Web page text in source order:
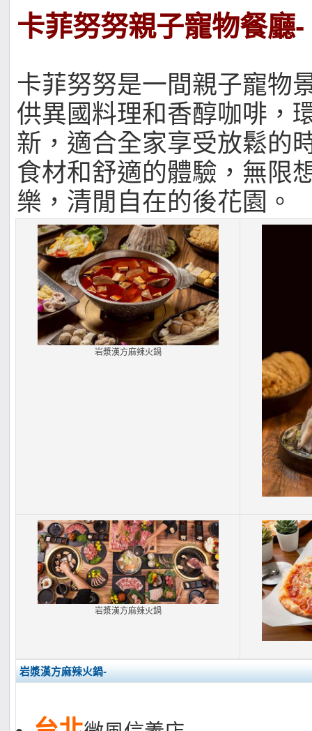
卡菲努努親子寵物餐廳-
卡菲努努是一間親子寵物
供異國料理和香醇咖啡，
新，適合全家享受放鬆的
食材和舒適的體驗，無限
樂，清閒自在的後花園。
岩漿漢方麻辣火鍋
岩漿漢方麻辣火鍋
岩漿漢方麻辣火鍋-